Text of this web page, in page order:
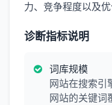
力、竞争程度以及优
诊断指标说明
词库规模
网站在搜索引
网站的关键词